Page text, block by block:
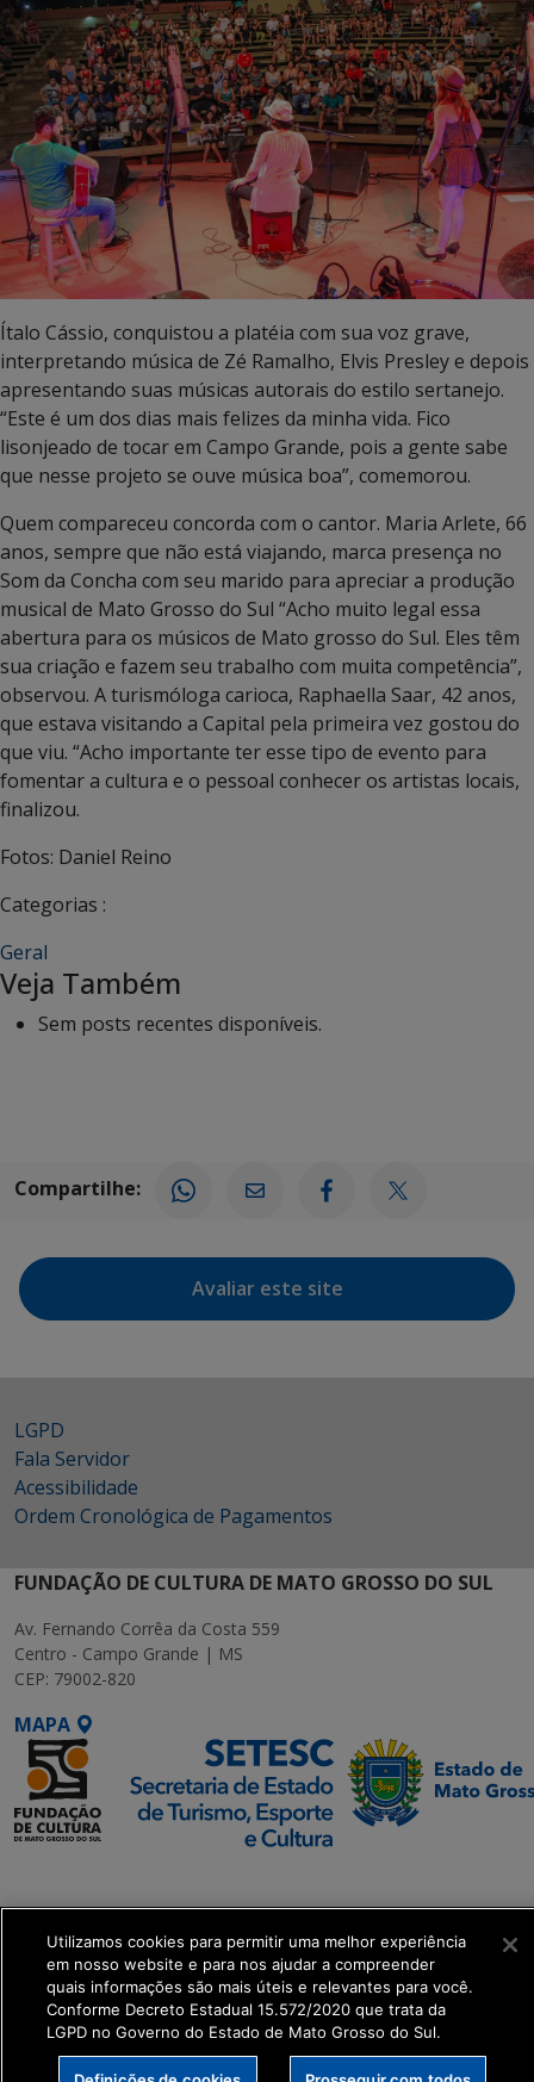
Ítalo Cássio, conquistou a platéia com sua voz grave,
interpretando música de Zé Ramalho, Elvis Presley e depois
apresentando suas músicas autorais do estilo sertanejo.
“Este é um dos dias mais felizes da minha vida. Fico
lisonjeado de tocar em Campo Grande, pois a gente sabe
que nesse projeto se ouve música boa”, comemorou.
Quem compareceu concorda com o cantor. Maria Arlete, 66
anos, sempre que não está viajando, marca presença no
Som da Concha com seu marido para apreciar a produção
musical de Mato Grosso do Sul “Acho muito legal essa
abertura para os músicos de Mato grosso do Sul. Eles têm
sua criação e fazem seu trabalho com muita competência”,
observou. A turismóloga carioca, Raphaella Saar, 42 anos,
que estava visitando a Capital pela primeira vez gostou do
que viu. “Acho importante ter esse tipo de evento para
fomentar a cultura e o pessoal conhecer os artistas locais,
finalizou.
Fotos: Daniel Reino
Categorias :
Geral
Veja Também
Sem posts recentes disponíveis.
Compartilhe:
Avaliar este site
LGPD
Fala Servidor
Acessibilidade
Ordem Cronológica de Pagamentos
FUNDAÇÃO DE CULTURA DE MATO GROSSO DO SUL
Av. Fernando Corrêa da Costa 559
Centro - Campo Grande | MS
CEP: 79002-820
MAPA
Executiva de
Transformação Digital
get_footer();
Utilizamos cookies para permitir uma melhor experiência
em nosso website e para nos ajudar a compreender
quais informações são mais úteis e relevantes para você.
Conforme Decreto Estadual 15.572/2020 que trata da
LGPD no Governo do Estado de Mato Grosso do Sul.